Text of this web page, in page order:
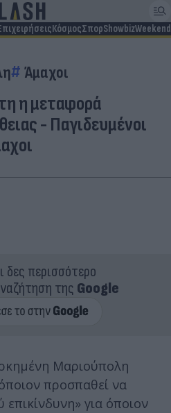
ΚόσμοςΣπορShowbizWeekend
Άμαχοι
η μεταφορά
- Παγιδευμένοι
δες περισσότερο
της Google
Μαριούπολη
προσπαθεί να
επικίνδυνη» για όποιον